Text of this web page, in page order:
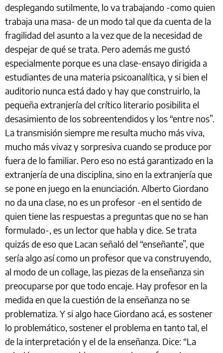
desplegando sutilmente, lo va trabajando -como quien
trabaja una masa- de un modo tal que da cuenta de la
fragilidad del asunto a la vez que de la necesidad de
despejar de qué se trata. Pero además me gustó
especialmente porque es una clase-ensayo dirigida a
estudiantes de una materia psicoanalítica, y si bien el
auditorio nunca está dado y hay que construirlo, la
pequeña extranjería del crítico literario posibilita el
desasimiento de los sobreentendidos y los “entre nos”.
La transmisión siempre me resulta mucho más viva,
mucho más vivaz y sorpresiva cuando se produce por
fuera de lo familiar. Pero eso no está garantizado en la
extranjería de una disciplina, sino en la extranjería que
se pone en juego en la enunciación. Alberto Giordano
no da una clase, no es un profesor -en el sentido de
quien tiene las respuestas a preguntas que no se han
formulado-, es un lector que habla y dice. Se trata
quizás de eso que Lacan señaló del “enseñante”, que
sería algo así como un profesor que va construyendo,
al modo de un collage, las piezas de la enseñanza sin
preocuparse por que todo encaje. Hay profesor en la
medida en que la cuestión de la enseñanza no se
problematiza. Y si algo hace Giordano acá, es sostener
lo problemático, sostener el problema en tanto tal, el
de la interpretación y el de la enseñanza. Dice: “La